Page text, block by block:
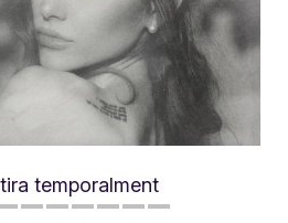
temporalment